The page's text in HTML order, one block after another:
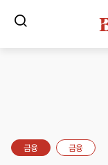
금융 금융